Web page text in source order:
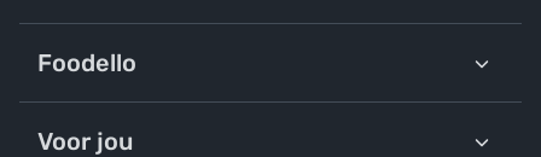
Foodello
Voor jou